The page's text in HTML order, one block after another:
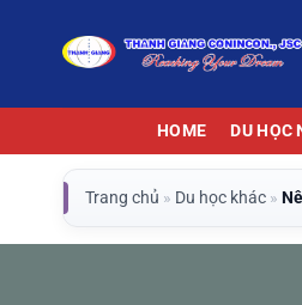
dung
HOME DU HỌC
Trang chủ » Du học khác »